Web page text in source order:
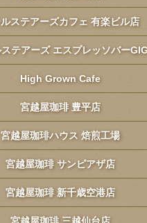
ステアーズカフェ 有楽ビル店
テアーズ エスプレッソバーGIG
High Grown Cafe
宮越屋珈琲 豊平店
宮越屋珈琲ハウス 焙煎工場
宮越屋珈琲 サンピアザ店
宮越屋珈琲 新千歳空港店